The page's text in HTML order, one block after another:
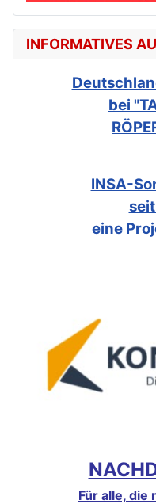
INFORMATIVES
bei
INSA-
eine
Für alle, die